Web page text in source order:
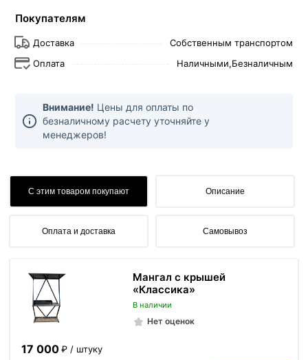
Покупателям
Доставка
Собственным транспортом
Оплата
Наличными,Безналичным
Внимание! Цены для оплаты по
безналичному расчету уточняйте у
менеджеров!
С этим товаром покупают Описание
Оплата и доставка Самовывоз
Мангал с крышей
«Классика»
В наличии
Нет оценок
17 000₽ / штуку